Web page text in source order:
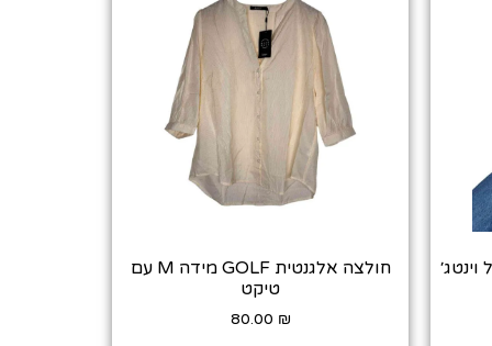
חולצה אלגנטית GOLF מידה M עם
טיקט
80.00 ₪